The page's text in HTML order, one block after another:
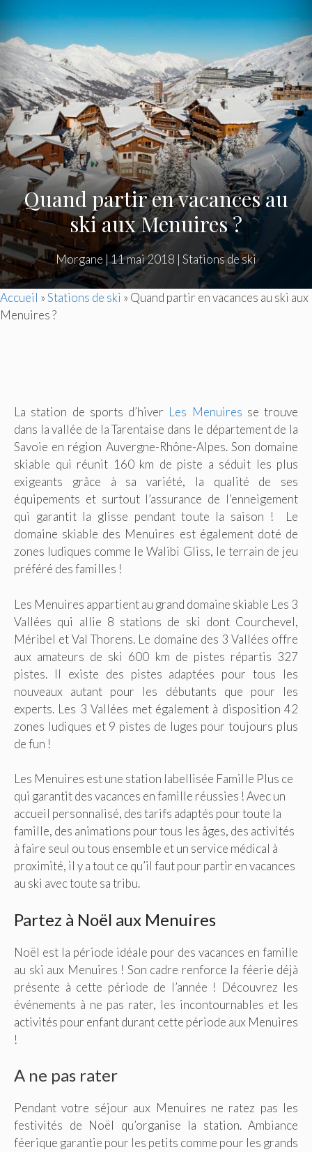
Quand partir en vacances au
ski aux Menuires ?
Morgane |11 mai 2018 | Stations de ski
Accueil »Stations de ski » Quand partir en vacances au ski aux
Menuires ?
La station de sports d’hiver Les Menuires se trouve
dans la vallée de la Tarentaise dans le département de la
Savoie en région Auvergne-Rhône-Alpes. Son domaine
skiable qui réunit 160 km de piste a séduit les plus
exigeants grâce à sa variété, la qualité de ses
équipements et surtout l’assurance de l’enneigement
qui garantit la glisse pendant toute la saison ! Le
domaine skiable des Menuires est également doté de
zones ludiques comme le Walibi Gliss, le terrain de jeu
préféré des familles !
Les Menuires appartient au grand domaine skiable Les 3
Vallées qui allie 8 stations de ski dont Courchevel,
Méribel et Val Thorens. Le domaine des 3 Vallées offre
aux amateurs de ski 600 km de pistes répartis 327
pistes. Il existe des pistes adaptées pour tous les
nouveaux autant pour les débutants que pour les
experts. Les 3 Vallées met également à disposition 42
zones ludiques et 9 pistes de luges pour toujours plus
de fun !
Les Menuires est une station labellisée Famille Plus ce
qui garantit des vacances en famille réussies ! Avec un
accueil personnalisé, des tarifs adaptés pour toute la
famille, des animations pour tous les âges, des activités
à faire seul ou tous ensemble et un service médical à
proximité, il y a tout ce qu’il faut pour partir en vacances
au ski avec toute sa tribu.
Partez à Noël aux Menuires
Noël est la période idéale pour des vacances en famille
au ski aux Menuires ! Son cadre renforce la féerie déjà
présente à cette période de l’année ! Découvrez les
événements à ne pas rater, les incontournables et les
activités pour enfant durant cette période aux Menuires
!
A ne pas rater
Pendant votre séjour aux Menuires ne ratez pas les
festivités de Noël qu’organise la station. Ambiance
féerique garantie pour les petits comme pour les grands